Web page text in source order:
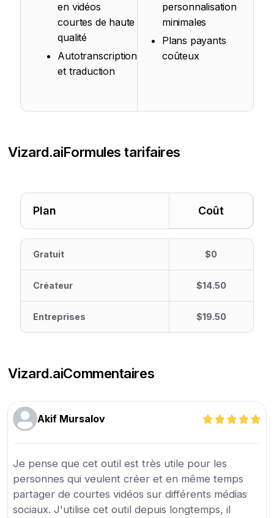
en vidéos
courtes de haute
qualité
Autotranscription
et traduction
personnalisation
minimales
Plans payants
coûteux
Vizard.aiFormules tarifaires
Plan Coût
Gratuit $0
Créateur $14.50
Entreprises $19.50
Vizard.aiCommentaires
Akif Mursalov
Je pense que cet outil est très utile pour les
personnes qui veulent créer et en même temps
partager de courtes vidéos sur différents médias
sociaux. J'utilise cet outil depuis longtemps, il